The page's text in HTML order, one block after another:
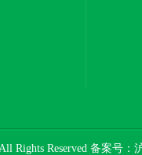
Rights Reserved 备案号：